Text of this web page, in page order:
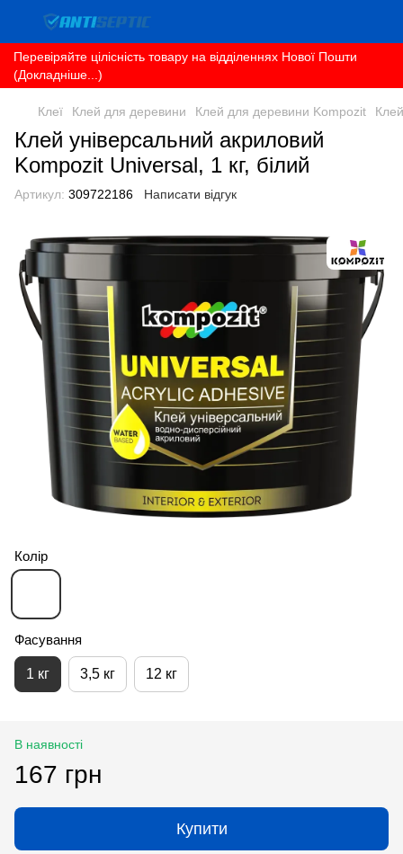
Перевіряйте цілісність товару на відділеннях Нової Пошти
(Докладніше...)
Клеї Клей для деревини Клей для деревини Kompozit
Клей універсальний акриловий
Kompozit Universal, 1 кг, білий
Артикул: 309722186 Написати відгук
Колір
Фасування
1 кг 3,5 кг 12 кг
В наявності
167 грн
Купити